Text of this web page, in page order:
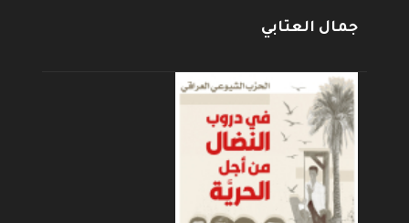
جمال العتابي